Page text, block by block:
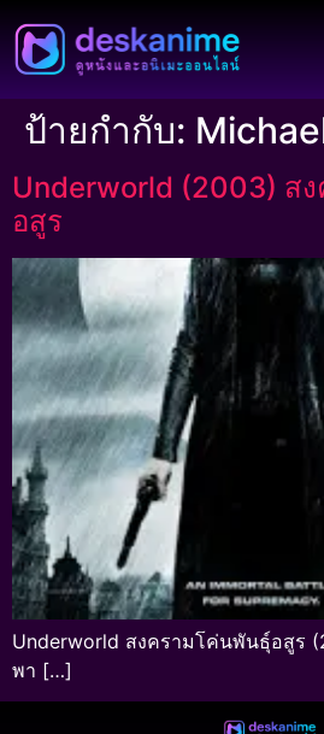
ป้ายกำกับ:
Underworld (2003) ส
อสูร
Underworld สงครามโค่นพันธุ์อสูร
พา […]